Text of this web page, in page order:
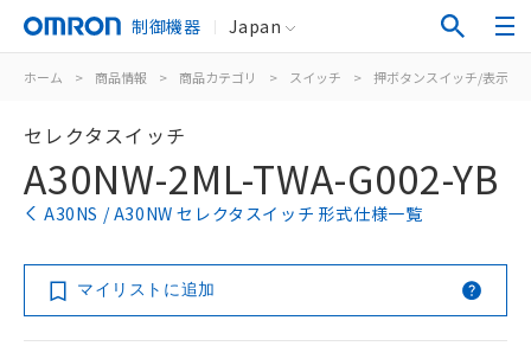
制御機器 Japan
ホーム > 商品情報 > 商品カテゴリ > スイッチ > 押ボタンスイッチ/表示灯
セレクタスイッチ
A30NW-2ML-TWA-G002-YB
A30NS / A30NW セレクタスイッチ 形式仕様一覧
マイリストに追加